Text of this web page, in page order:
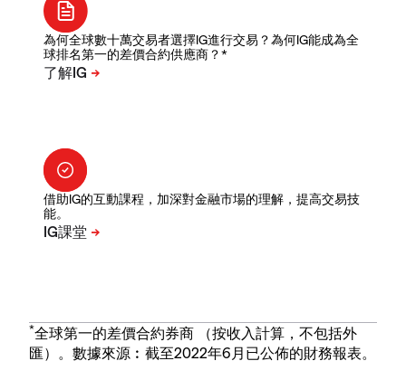
為何全球數十萬交易者選擇IG進行交易？為何IG能成為全
球排名第一的差價合約供應商？*
借助IG的互動課程，加深對金融市場的理解，提高交易技
能。
*全球第一的差價合約券商 （按收入計算，不包括外
匯）。數據來源︰截至2022年6月已公佈的財務報表。